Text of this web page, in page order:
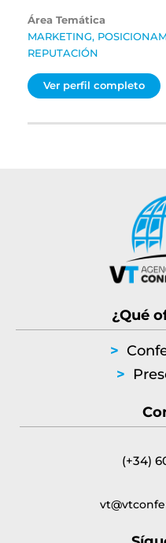
Área Temática
MARKETING,
REPUTACIÓN
Ver perfil completo
¿Qué
>
>
(+34)